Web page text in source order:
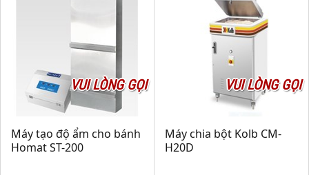
VUI LÒNG GỌI
Máy tạo độ ẩm cho bánh
Homat ST-200
VUI LÒNG GỌI
Máy chia bột Kolb CM-
H20D